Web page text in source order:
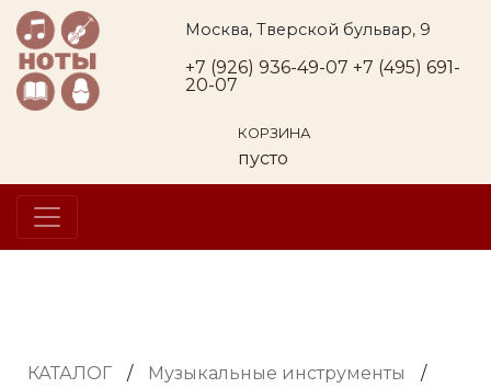
Москва, Тверской бульвар, 9
+7 (926) 936-49-07 +7 (495) 691-
20-07
КОРЗИНА
пусто
КАТАЛОГ / Музыкальные инструменты
/